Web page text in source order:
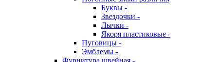
Буквы -
Звездочки -
Лычки -
Якоря пластиковые -
Пуговицы -
Эмблемы -
Фурнитура швейная -